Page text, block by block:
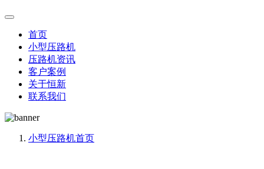
首页
小型压路机
压路机资讯
客户案例
关于恒新
联系我们
小型压路机首页